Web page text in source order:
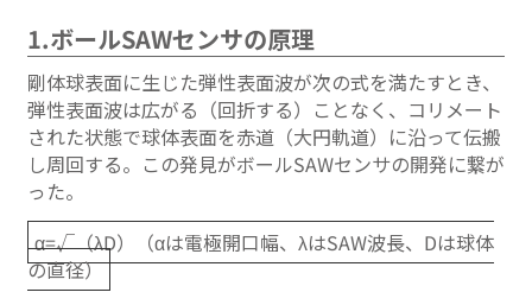
1.ボールSAWセンサの原理
剛体球表面に生じた弾性表面波が次の式を満たすとき、
弾性表面波は広がる（回折する）ことなく、コリメート
された状態で球体表面を赤道（大円軌道）に沿って伝搬
し周回する。この発見がボールSAWセンサの開発に繋が
った。
α=√（λD）（αは電極開口幅、λはSAW波長、Dは球体
の直径）